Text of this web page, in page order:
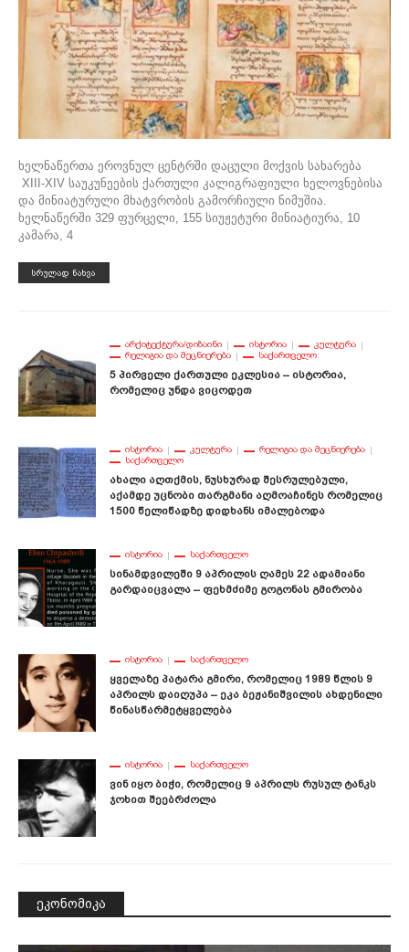
ხელნაწერთა ეროვნულ ცენტრში დაცული მოქვის სახარება
XIII-XIV საუკუნეების ქართული კალიგრაფიული ხელოვნებისა
და მინიატურული მხატვრობის გამორჩიული ნიმუშია.
ხელნაწერში 329 ფურცელი, 155 სიუჟეტური მინიატიურა, 10
კამარა, 4
ᲡᲠᲣᲚᲐᲓ ᲜᲐᲮᲕᲐ
ᲐᲠᲥᲘᲢᲔᲥᲢᲣᲠᲐ/ᲓᲘᲖᲐᲘᲜᲘ ᲘᲡᲢᲝᲠᲘᲐ
ᲙᲣᲚᲢᲣᲠᲐ
ᲠᲔᲚᲘᲒᲘᲐ ᲓᲐ ᲛᲔᲪᲜᲘᲔᲠᲔᲑᲐ
ᲡᲐᲥᲐᲠᲗᲕᲔᲚᲝ
5 Პირველი Ქართული Ეკლესია – Ისტორია,
Რომელიც Უნდა Ვიცოდეთ
ᲘᲡᲢᲝᲠᲘᲐ ᲙᲣᲚᲢᲣᲠᲐ
ᲠᲔᲚᲘᲒᲘᲐ ᲓᲐ ᲛᲔᲪᲜᲘᲔᲠᲔᲑᲐ
ᲡᲐᲥᲐᲠᲗᲕᲔᲚᲝ
Ახალი Აღთქმის, Ნუსხურად Შესრულებული,
Აქამდე Უცნობი Თარგმანი Აღმოაჩინეს Რომელიც
1500 Წელიწადზე Დიდხანს Იმალებოდა
ᲘᲡᲢᲝᲠᲘᲐ ᲡᲐᲥᲐᲠᲗᲕᲔᲚᲝ
Სინამდვილეში 9 Აპრილის Ღამეს 22 Ადამიანი
Გარდაიცვალა – Ფეხმძიმე Გოგონას Გმირობა
ᲘᲡᲢᲝᲠᲘᲐ ᲡᲐᲥᲐᲠᲗᲕᲔᲚᲝ
Ყველაზე Პატარა Გმირი, Რომელიც 1989 Წლის 9
Აპრილს Დაიღუპა – Ეკა Ბეჟანიშვილის Ახდენილი
Წინასწარმეტყველება
ᲘᲡᲢᲝᲠᲘᲐ ᲡᲐᲥᲐᲠᲗᲕᲔᲚᲝ
Ვინ Იყო Ბიჭი, Რომელიც 9 Აპრილს Რუსულ Ტანკს
Ჯოხით Შეებრძოლა
ეკონომიკა